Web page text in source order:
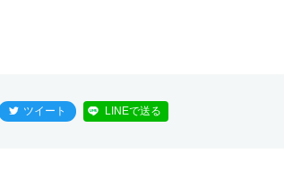
ツイート LINEで送る